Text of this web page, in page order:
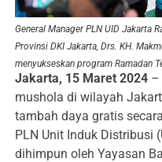
General Manager PLN UID Jakarta
Provinsi DKI Jakarta, Drs. KH.
menyukseskan program Ramadan
Jakarta, 15 Maret 2024 –
mushola di wilayah
tambah daya gratis
PLN Unit Induk Distribusi
dihimpun oleh Yayasan